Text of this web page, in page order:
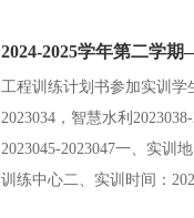
2024-2025学年第二学
工程训练计划书参加实训学
2023034，智慧水利
2023045-2023047一、实训
训练中心二、实训时间：